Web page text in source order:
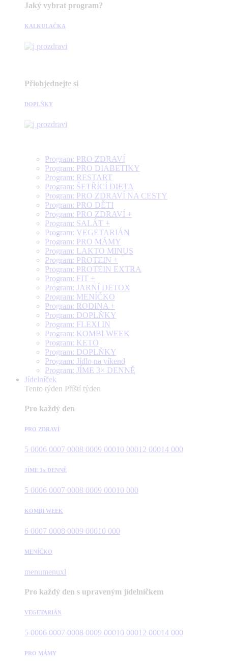
Jaký vybrat program?
KALKULAČKA
Přiobjednejte si
DOPLŇKY
Program: PRO ZDRAVÍ
Program: PRO DIABETIKY
Program: RESTART
Program: ŠETŘÍCÍ DIETA
Program: PRO ZDRAVÍ NA CESTY
Program: PRO DĚTI
Program: PRO ZDRAVÍ +
Program: SALÁT +
Program: VEGETARIÁN
Program: PRO MÁMY
Program: LAKTO MINUS
Program: PROTEIN +
Program: PROTEIN EXTRA
Program: FIT +
Program: JARNÍ DETOX
Program: MENÍČKO
Program: RODINA +
Program: DOPLŇKY
Program: FLEXI IN
Program: KOMBI WEEK
Program: KETO
Program: DOPLŇKY
Program: Jídlo na víkend
Program: JÍME 3× DENNĚ
Jídelníček
Tento týden Příští týden
Pro každý den
PRO ZDRAVÍ
5 0006 0007 0008 0009 00010 00012 00014 000
JÍME 3x DENNĚ
5 0006 0007 0008 0009 00010 000
KOMBI WEEK
6 0007 0008 0009 00010 000
MENÍČKO
menumenuxl
Pro každý den s upraveným jídelníčkem
VEGETARIÁN
5 0006 0007 0008 0009 00010 00012 00014 000
PRO MÁMY